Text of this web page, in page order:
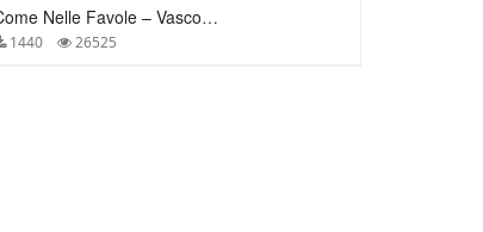
Come Nelle Favole – Vasco Rossi
1440 26525